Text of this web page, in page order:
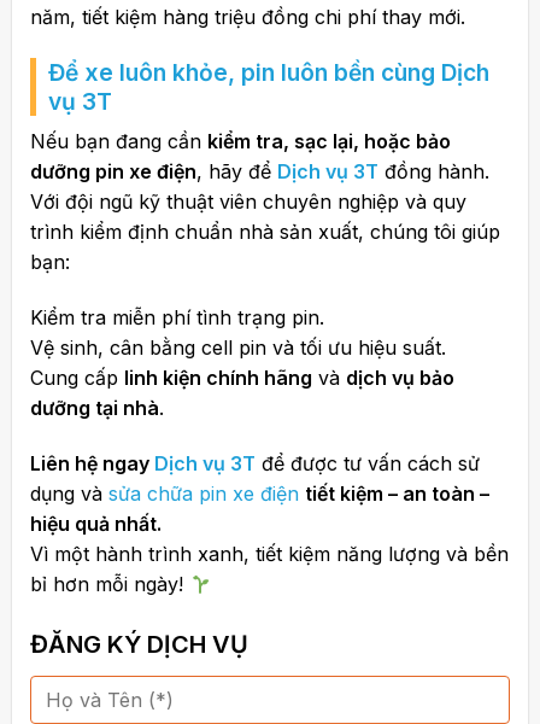
năm, tiết kiệm hàng triệu đồng chi phí thay mới.
Để xe luôn khỏe, pin luôn bền cùng Dịch
vụ 3T
Nếu bạn đang cần kiểm tra, sạc lại, hoặc bảo
dưỡng pin xe điện, hãy để Dịch vụ 3T đồng hành.
Với đội ngũ kỹ thuật viên chuyên nghiệp và quy
trình kiểm định chuẩn nhà sản xuất, chúng tôi giúp
bạn:
Kiểm tra miễn phí tình trạng pin.
Vệ sinh, cân bằng cell pin và tối ưu hiệu suất.
Cung cấp linh kiện chính hãng và dịch vụ bảo
dưỡng tại nhà.
Liên hệ ngay Dịch vụ 3T để được tư vấn cách sử
dụng và sửa chữa pin xe điện tiết kiệm – an toàn –
hiệu quả nhất.
Vì một hành trình xanh, tiết kiệm năng lượng và bền
bỉ hơn mỗi ngày!
ĐĂNG KÝ DỊCH VỤ